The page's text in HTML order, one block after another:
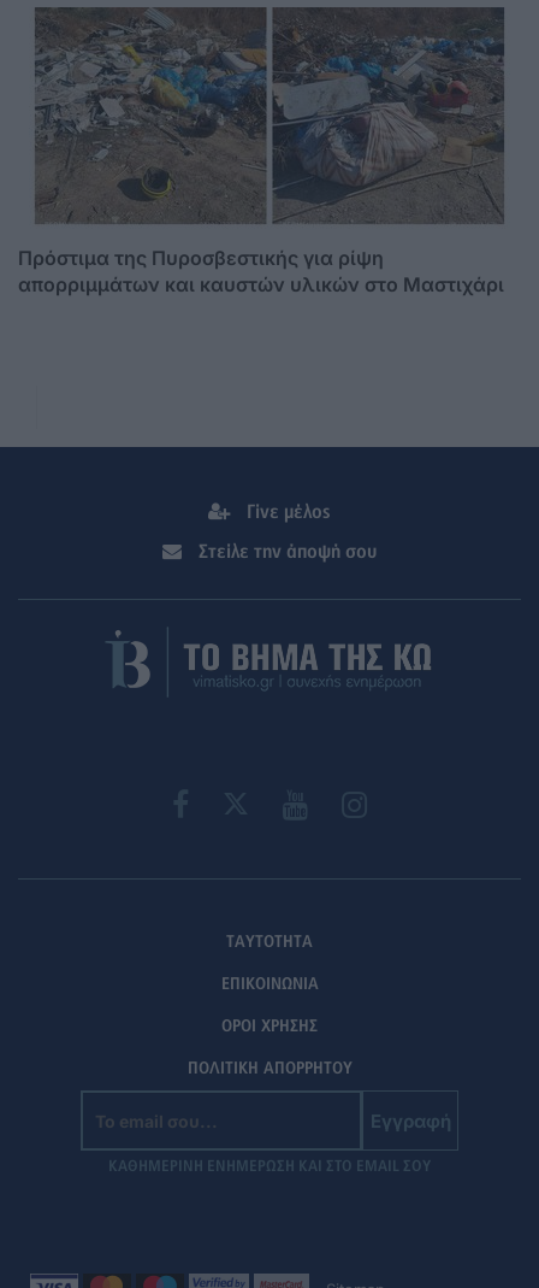
Πρόστιμα της Πυροσβεστικής για ρίψη
απορριμμάτων και καυστών υλικών στο Μαστιχάρι
Γίνε μέλος
Στείλε την άποψή σου
ΤΑΥΤΟΤΗΤΑ
ΕΠΙΚΟΙΝΩΝΙΑ
ΟΡΟΙ ΧΡΗΣΗΣ
ΠΟΛΙΤΙΚΗ ΑΠΟΡΡΗΤΟΥ
Εγγραφή
ΚΑΘΗΜΕΡΙΝΗ ΕΝΗΜΕΡΩΣΗ ΚΑΙ ΣΤΟ EMAIL ΣΟΥ